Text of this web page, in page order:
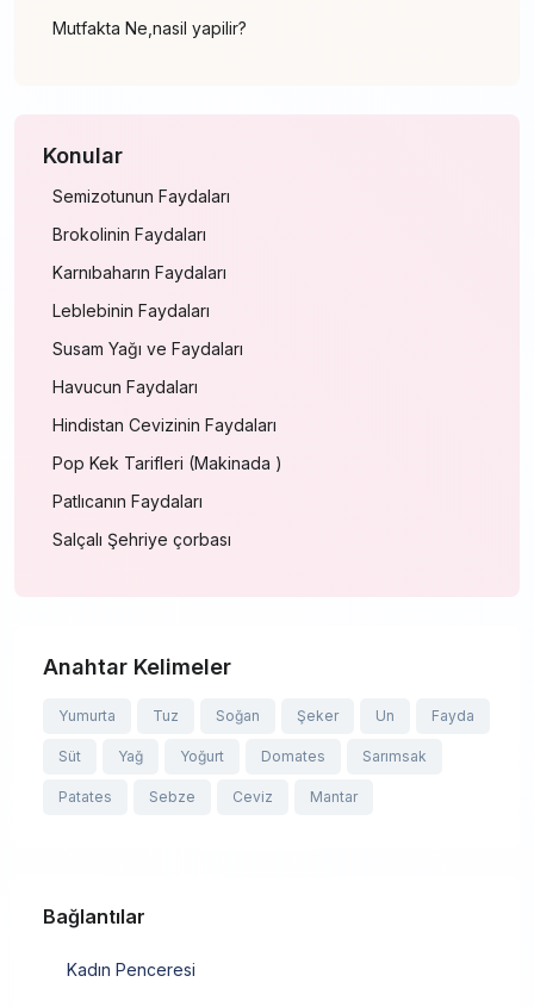
Mutfakta Ne,nasil yapilir?
Konular
Semizotunun Faydaları
Brokolinin Faydaları
Karnıbaharın Faydaları
Leblebinin Faydaları
Susam Yağı ve Faydaları
Havucun Faydaları
Hindistan Cevizinin Faydaları
Pop Kek Tarifleri (Makinada )
Patlıcanın Faydaları
Salçalı Şehriye çorbası
Anahtar Kelimeler
Yumurta Tuz Soğan Şeker Un Fayda
Süt Yağ Yoğurt Domates Sarımsak
Patates Sebze Ceviz Mantar
Bağlantılar
Kadın Penceresi